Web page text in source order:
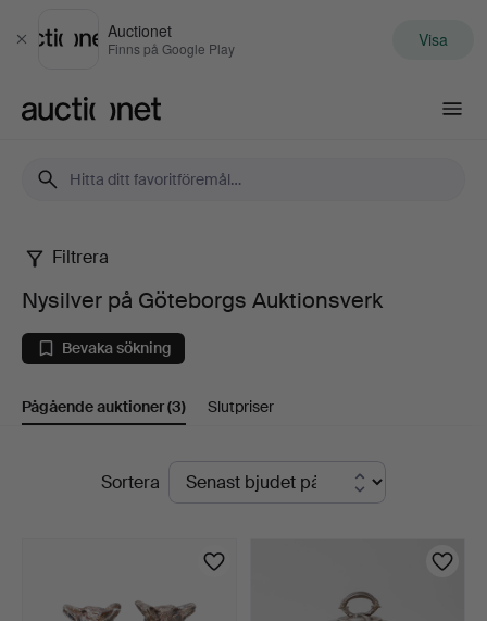
Stäng
Auctionet
Finns på Google Play Visa
Nysilver
på
Göteborgs
Auktionsverk
Filtrera
Nysilver på Göteborgs Auktionsverk
Bevaka sökning
Pågående auktioner(3) Slutpriser
PågåendeSortera